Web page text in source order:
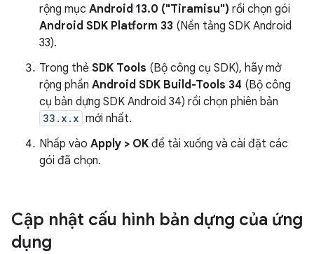
rộng mục Android 13.0 ("Tiramisu") rồi chọn gói
Android SDK Platform 33 (Nền tảng SDK Android
33).
Trong thẻ SDK Tools (Bộ công cụ SDK), hãy mở
rộng phần Android SDK Build-Tools 34 (Bộ công
cụ bản dựng SDK Android 34) rồi chọn phiên bản
33.x.x mới nhất.
Nhấp vào Apply > OK để tải xuống và cài đặt các
gói đã chọn.
Cập nhật cấu hình bản dựng của ứng
dụng